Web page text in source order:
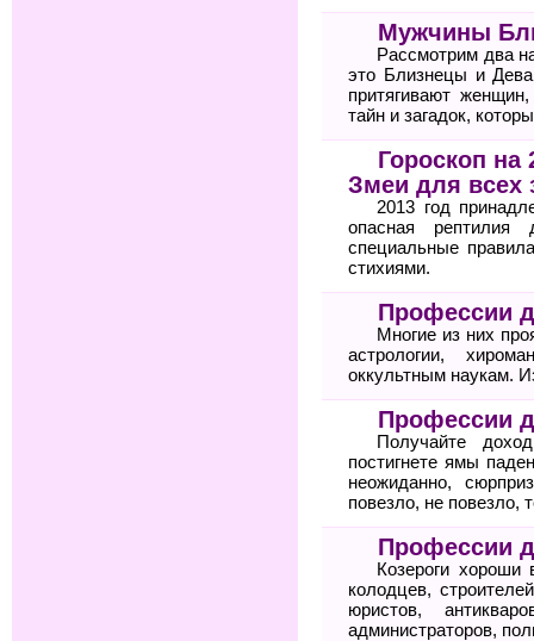
Мужчины
Рассмотрим два
это Близнецы и
притягивают
тайн и загадок,
Гороскоп на
Змеи для всех
2013 год
опасная
специальные
стихиями.
Профессии
Многие из них
астрологии,
оккультным наукам.
Профессии
Получайте
постигнете ямы
неожиданно,
повезло, не повезло,
Профессии
Козероги хороши
колодцев,
юристов,
администраторов,